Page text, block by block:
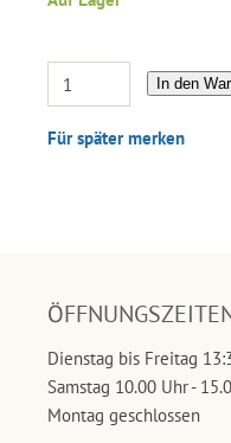
In den
Für später merken
Dienstag bis Freitag
Samstag 10.00 Uhr -
Montag geschlossen